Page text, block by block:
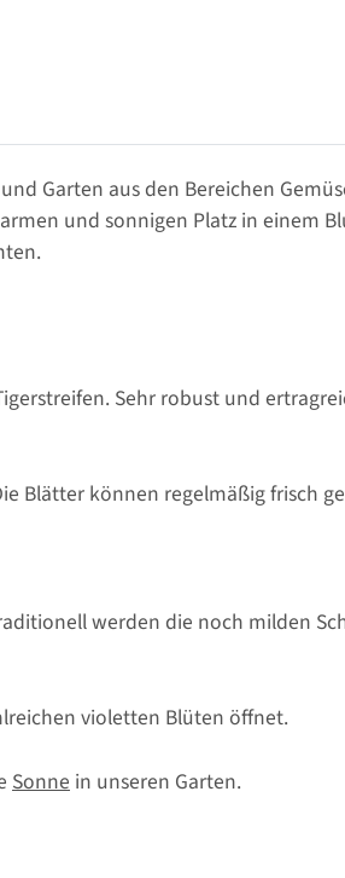
Garten aus den Bereichen
und sonnigen Platz in einem
Sehr robust und
Blätter können regelmäßig frisch
werden die noch milden
violetten Blüten öffnet.
Sonne in unseren Garten.